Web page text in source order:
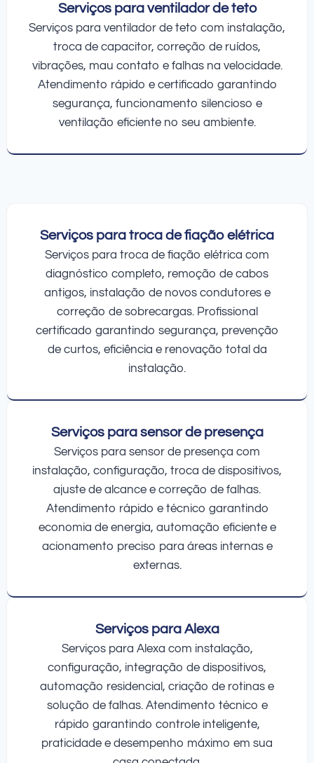
Serviços para ventilador de teto
Serviços para ventilador de teto com instalação,
troca de capacitor, correção de ruídos,
vibrações, mau contato e falhas na velocidade.
Atendimento rápido e certificado garantindo
segurança, funcionamento silencioso e
ventilação eficiente no seu ambiente.
Serviços para troca de fiação elétrica
Serviços para troca de fiação elétrica com
diagnóstico completo, remoção de cabos
antigos, instalação de novos condutores e
correção de sobrecargas. Profissional
certificado garantindo segurança, prevenção
de curtos, eficiência e renovação total da
instalação.
Serviços para sensor de presença
Serviços para sensor de presença com
instalação, configuração, troca de dispositivos,
ajuste de alcance e correção de falhas.
Atendimento rápido e técnico garantindo
economia de energia, automação eficiente e
acionamento preciso para áreas internas e
externas.
Serviços para Alexa
Serviços para Alexa com instalação,
configuração, integração de dispositivos,
automação residencial, criação de rotinas e
solução de falhas. Atendimento técnico e
rápido garantindo controle inteligente,
praticidade e desempenho máximo em sua